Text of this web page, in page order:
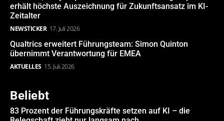
erhält höchste Auszeichnung für Zukunftsansatz im KI-
Zeitalter
NEWSTICKER 17. Juli 2026
Qualtrics erweitert Führungsteam: Simon Quinton
übernimmt Verantwortung für EMEA
AKTUELLES 15. Juli 2026
Beliebt
83 Prozent der Führungskräfte setzen auf KI – die